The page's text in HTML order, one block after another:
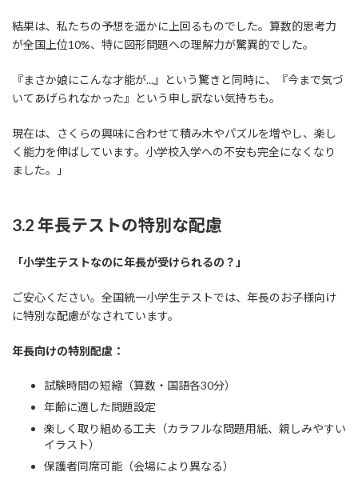
結果は、私たちの予想を遥かに上回るものでした。算数的思考力
が全国上位10%、特に図形問題への理解力が驚異的でした。
『まさか娘にこんな才能が...』という驚きと同時に、『今まで気づ
いてあげられなかった』という申し訳ない気持ちも。
現在は、さくらの興味に合わせて積み木やパズルを増やし、楽し
く能力を伸ばしています。小学校入学への不安も完全になくなり
ました。」
3.2 年長テストの特別な配慮
「小学生テストなのに年長が受けられるの？」
ご安心ください。全国統一小学生テストでは、年長のお子様向け
に特別な配慮がなされています。
年長向けの特別配慮：
試験時間の短縮（算数・国語各30分）
年齢に適した問題設定
楽しく取り組める工夫（カラフルな問題用紙、親しみやすい
イラスト）
保護者同席可能（会場により異なる）